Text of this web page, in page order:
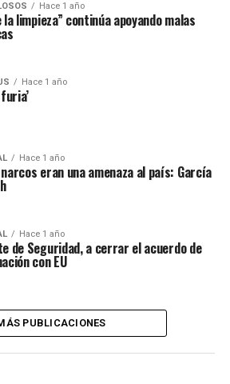
Hace 1 año
la limpieza” continúa apoyando malas
Hace 1 año
Hace 1 año
eran una amenaza al país: García
Hace 1 año
de Seguridad, a cerrar el acuerdo de
con EU
PUBLICACIONES